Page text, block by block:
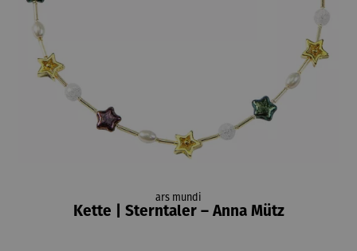
ars mundi
Kette | Sterntaler – Anna Mütz